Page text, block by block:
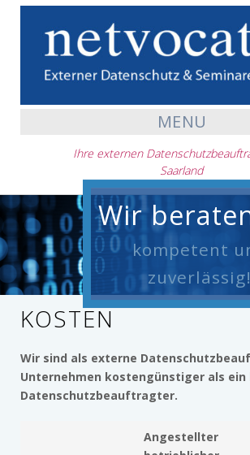
MENU
Ihre externen
Saarland
Wir
kompetent
zuverlässig!
KOSTEN
Wir sind als externe
Unternehmen kostengünstiger als
Datenschutzbeauftragter.
Angestellter